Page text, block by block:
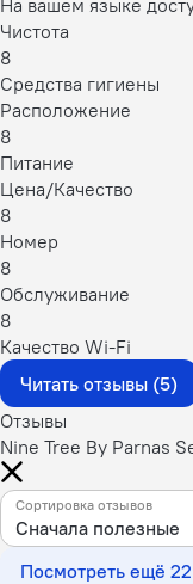
Чистота
8
Средства гигиены
Расположение
8
Питание
Цена/Качество
8
Номер
8
Обслуживание
8
Качество Wi-Fi
Читать отзывы (5)
Отзывы
Nine Tree By Parnas
Сортировка отзывов
Сначала полезные
Посмотреть ещё